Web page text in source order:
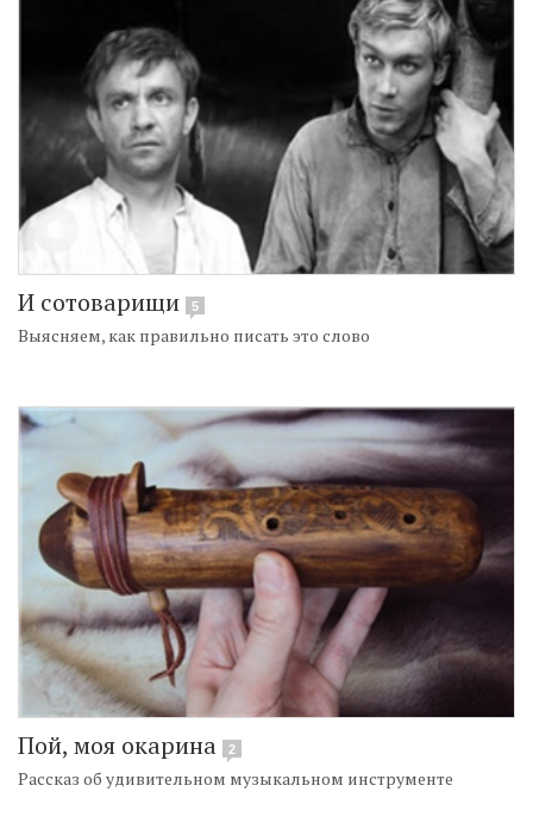
И сотоварищи 5
Выясняем, как правильно писать это слово
Пой, моя окарина 2
Рассказ об удивительном музыкальном инструменте